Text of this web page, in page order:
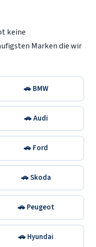
keine
Marken die wir
🚗 BMW
🚗 Audi
🚗 Ford
🚗 Skoda
🚗 Peugeot
🚗 Hyundai